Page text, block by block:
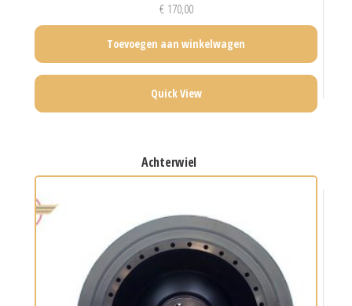
€170,00
Toevoegen aan winkelwagen
Quick View
achterwiel